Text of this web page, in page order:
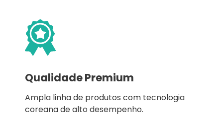
Qualidade Premium
Ampla linha de produtos com tecnologia
coreana de alto desempenho.